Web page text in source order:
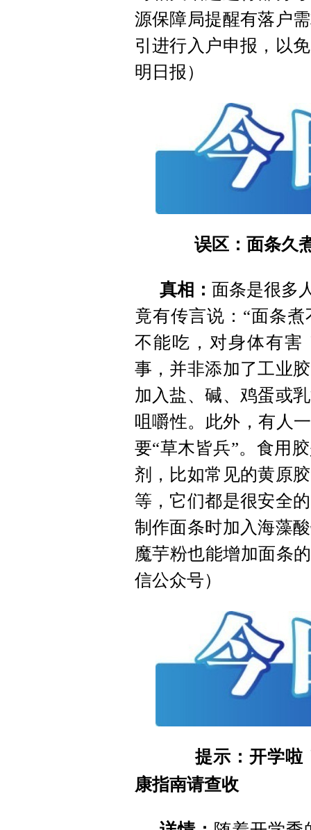
源保障局提醒有落户
引进行入户申报，以
明日报）
误区：面条久煮
真相： 面条是很多
竟有传言说：“面条
不能吃，对身体有害
事，并非添加了工业
加入盐、碱、鸡蛋或
咀嚼性。此外，有人
要“草木皆兵”。食用
剂，比如常见的黄原
等，它们都是很安全
制作面条时加入海藻
魔芋粉也能增加面条
信公众号）
提示：开学啦！
康指南请查收